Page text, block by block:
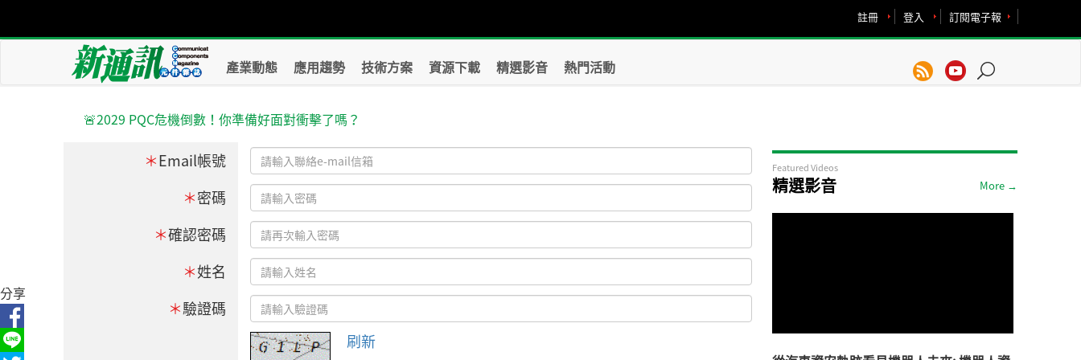
訂閱電子報
登入
註冊
產業動態 應用趨勢 技術方案 資源下載 精選影音 熱門活動
🚨2029 PQC危機倒數！你準備好面對衝擊了嗎？
＊Email帳號
＊密碼
＊確認密碼
＊姓名
＊驗證碼
刷新
Featured Videos
精選影音 More →
分享